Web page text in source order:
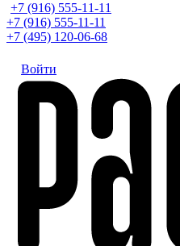
+7 (916) 555-11-11
+7 (916) 555-11-11
+7 (495) 120-06-68
Войти